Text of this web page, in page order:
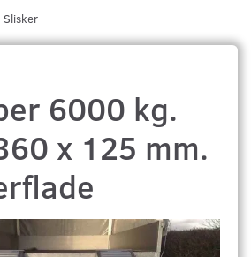
Slisker
6000 kg.
x 125 mm.